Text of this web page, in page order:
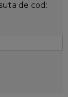
de cod: